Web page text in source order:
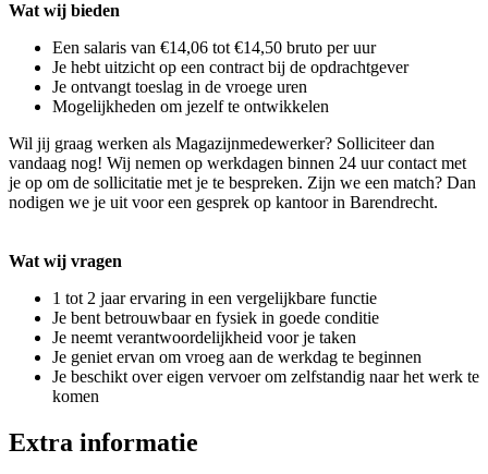
Wat wij bieden
Een salaris van €14,06 tot €14,50 bruto per uur
Je hebt uitzicht op een contract bij de opdrachtgever
Je ontvangt toeslag in de vroege uren
Mogelijkheden om jezelf te ontwikkelen
Wil jij graag werken als Magazijnmedewerker? Solliciteer dan
vandaag nog! Wij nemen op werkdagen binnen 24 uur contact met
je op om de sollicitatie met je te bespreken. Zijn we een match? Dan
nodigen we je uit voor een gesprek op kantoor in Barendrecht.
Wat wij vragen
1 tot 2 jaar ervaring in een vergelijkbare functie
Je bent betrouwbaar en fysiek in goede conditie
Je neemt verantwoordelijkheid voor je taken
Je geniet ervan om vroeg aan de werkdag te beginnen
Je beschikt over eigen vervoer om zelfstandig naar het werk te
komen
Extra informatie